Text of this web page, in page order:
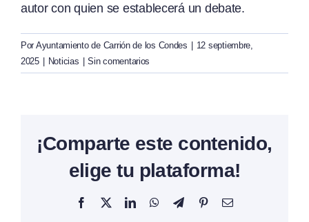
autor con quien se establecerá un debate.
Por Ayuntamiento de Carrión de los Condes
12 septiembre,
2025
Noticias Sin comentarios
¡Comparte este contenido,
elige tu plataforma!
Facebook
X LinkedInWhatsAppTelegramPinterestCorreo